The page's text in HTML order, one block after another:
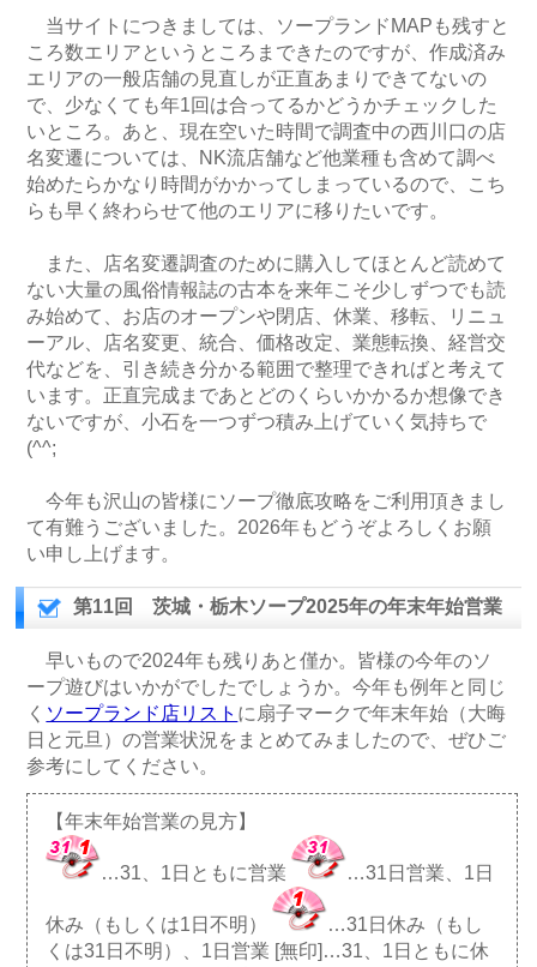
当サイトにつきましては、ソープランドMAPも残すと
ころ数エリアというところまできたのですが、作成済み
エリアの一般店舗の見直しが正直あまりできてないの
で、少なくても年1回は合ってるかどうかチェックした
いところ。あと、現在空いた時間で調査中の西川口の店
名変遷については、NK流店舗など他業種も含めて調べ
始めたらかなり時間がかかってしまっているので、こち
らも早く終わらせて他のエリアに移りたいです。
また、店名変遷調査のために購入してほとんど読めて
ない大量の風俗情報誌の古本を来年こそ少しずつでも読
み始めて、お店のオープンや閉店、休業、移転、リニュ
ーアル、店名変更、統合、価格改定、業態転換、経営交
代などを、引き続き分かる範囲で整理できればと考えて
います。正直完成まであとどのくらいかかるか想像でき
ないですが、小石を一つずつ積み上げていく気持ちで
(^^;
今年も沢山の皆様にソープ徹底攻略をご利用頂きまし
て有難うございました。2026年もどうぞよろしくお願
い申し上げます。
第11回 茨城・栃木ソープ2025年の年末年始営業
早いもので2024年も残りあと僅か。皆様の今年のソ
ープ遊びはいかがでしたでしょうか。今年も例年と同じ
く ソープランド店リスト に扇子マークで年末年始（大晦
日と元旦）の営業状況をまとめてみましたので、ぜひご
参考にしてください。
【年末年始営業の見方】
…31、1日ともに営業 …31日営業、1日
休み（もしくは1日不明）
…31日休み（もし
くは31日不明）、1日営業 [無印]…31、1日ともに休